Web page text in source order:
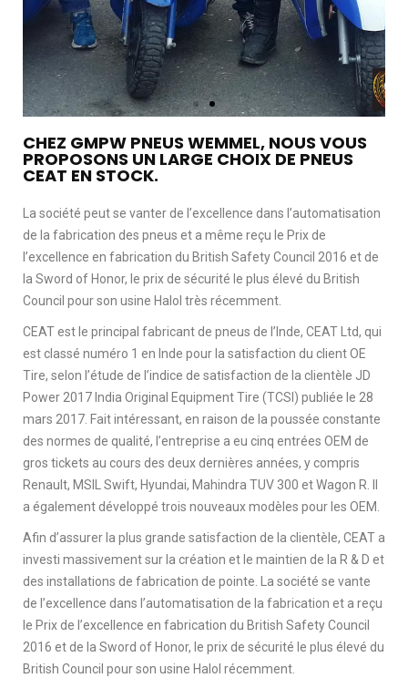
CHEZ GMPW PNEUS WEMMEL, NOUS VOUS
PROPOSONS UN LARGE CHOIX DE PNEUS
CEAT EN STOCK.
La société peut se vanter de l’excellence dans l’automatisation
de la fabrication des pneus et a même reçu le Prix de
l’excellence en fabrication du British Safety Council 2016 et de
la Sword of Honor, le prix de sécurité le plus élevé du British
Council pour son usine Halol très récemment.
CEAT est le principal fabricant de pneus de l’Inde, CEAT Ltd, qui
est classé numéro 1 en Inde pour la satisfaction du client OE
Tire, selon l’étude de l’indice de satisfaction de la clientèle JD
Power 2017 India Original Equipment Tire (TCSI) publiée le 28
mars 2017. Fait intéressant, en raison de la poussée constante
des normes de qualité, l’entreprise a eu cinq entrées OEM de
gros tickets au cours des deux dernières années, y compris
Renault, MSIL Swift, Hyundai, Mahindra TUV 300 et Wagon R. Il
a également développé trois nouveaux modèles pour les OEM.
Afin d’assurer la plus grande satisfaction de la clientèle, CEAT a
investi massivement sur la création et le maintien de la R & D et
des installations de fabrication de pointe. La société se vante
de l’excellence dans l’automatisation de la fabrication et a reçu
le Prix de l’excellence en fabrication du British Safety Council
2016 et de la Sword of Honor, le prix de sécurité le plus élevé du
British Council pour son usine Halol récemment.